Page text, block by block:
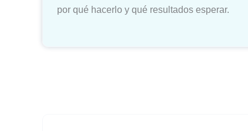
por qué hacerlo y qué resultados esperar.